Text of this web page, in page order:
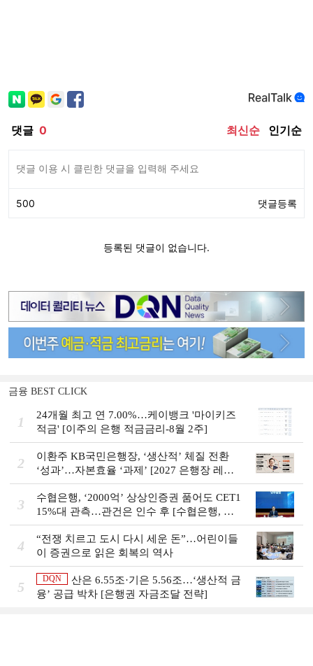
금융 BEST CLICK
1
24개월 최고 연 7.00%…케이뱅크 '마이키즈
적금' [이주의 은행 적금금리-8월 2주]
2
이환주 KB국민은행장, ‘생산적’ 체질 전환
‘성과’…자본효율 ‘과제’ [2027 은행장 레이
스 개막]
3
수협은행, ‘2000억’ 상상인증권 품어도 CET1
15%대 관측…관건은 인수 후 [수협은행, 금
융그룹의 꿈②]
4
“전쟁 치르고 도시 다시 세운 돈”…어린이들
이 증권으로 읽은 회복의 역사
5
DQN
산은 6.55조·기은 5.56조…‘생산적 금
융ʼ 공급 박차 [은행권 자금조달 전략]